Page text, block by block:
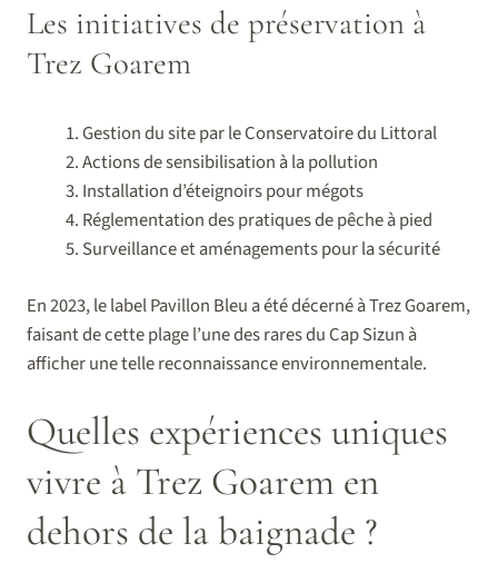
Les initiatives de préservation à
Trez Goarem
Gestion du site par le Conservatoire du Littoral
Actions de sensibilisation à la pollution
Installation d’éteignoirs pour mégots
Réglementation des pratiques de pêche à pied
Surveillance et aménagements pour la sécurité
En 2023, le label Pavillon Bleu a été décerné à Trez Goarem,
faisant de cette plage l’une des rares du Cap Sizun à
afficher une telle reconnaissance environnementale.
Quelles expériences uniques
vivre à Trez Goarem en
dehors de la baignade ?